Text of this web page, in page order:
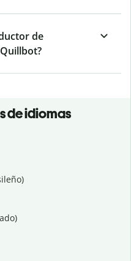
de
de idiomas